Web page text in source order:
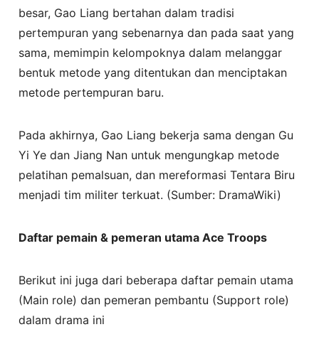
besar, Gao Liang bertahan dalam tradisi
pertempuran yang sebenarnya dan pada saat yang
sama, memimpin kelompoknya dalam melanggar
bentuk metode yang ditentukan dan menciptakan
metode pertempuran baru.
Pada akhirnya, Gao Liang bekerja sama dengan Gu
Yi Ye dan Jiang Nan untuk mengungkap metode
pelatihan pemalsuan, dan mereformasi Tentara Biru
menjadi tim militer terkuat. (Sumber: DramaWiki)
Daftar pemain & pemeran utama Ace Troops
Berikut ini juga dari beberapa daftar pemain utama
(Main role) dan pemeran pembantu (Support role)
dalam drama ini